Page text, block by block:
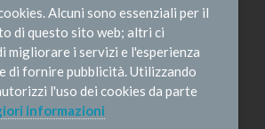
Inf. Fausta Pileri
- e-mail:
Alcuni sono essenziali per il
di questo sito web; altri ci
migliorare i servizi e l'esperienza
di fornire pubblicità. Utilizzando
l'uso dei cookies da parte
informazioni